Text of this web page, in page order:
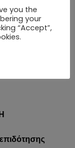
ΑΡΗΣ
you the
your
“Accept”,